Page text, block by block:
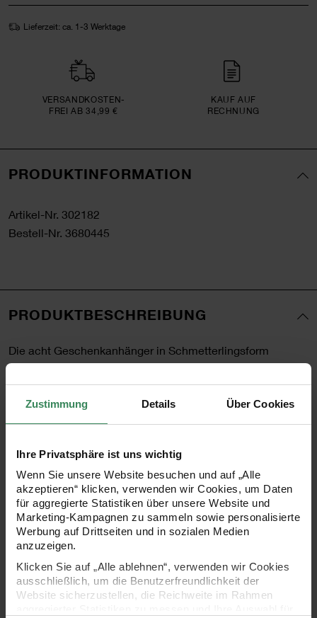
Zustimmung Details Über Cookies
Ihre Privatsphäre ist uns wichtig
Wenn Sie unsere Website besuchen und auf „Alle
akzeptieren“ klicken, verwenden wir Cookies, um Daten
für aggregierte Statistiken über unsere Website und
Marketing-Kampagnen zu sammeln sowie personalisierte
Werbung auf Drittseiten und in sozialen Medien
anzuzeigen.
Klicken Sie auf „Alle ablehnen“, verwenden wir Cookies
ausschließlich, um die Benutzerfreundlichkeit der
Website sicherzustellen, die Reichweite im Rahmen
Lieferzeit: ca. 1-3 Werktage
VERSAND­KOSTEN­
FREI AB 34,99 €
KAUF AUF
RECHNUNG
PRODUKTINFORMATION
Artikel-Nr. 302182
Bestell-Nr. 3680445
PRODUKTBESCHREIBUNG
Die acht Geschenkanhänger in Schmetterlingsform
bringen sie Leichtigkeit und Eleganz in jede
Taufen oder andere besondere Anlässe – die
Schmetterlingsanhänger mit Hot Foil Details und Prägung
setzen stilvolle Akzente und machen jedes Geschenk zu
etwas Einzigartigem.
- ideal zum Basteln oder Dekorieren